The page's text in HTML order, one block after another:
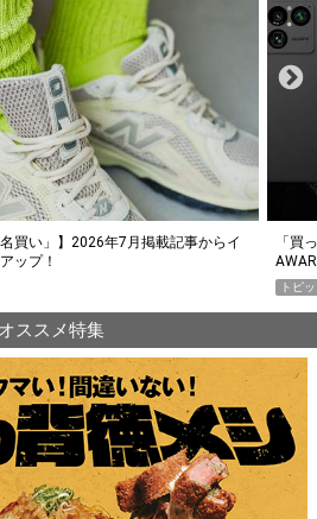
スマホ5選【GoodsPress 2026上半期
薄着
PR
オススメ特集